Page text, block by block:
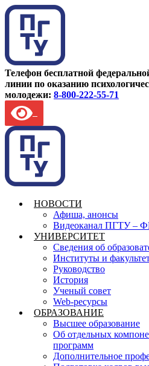
Телефон бесплатной
линии по оказанию
молодежи: 8-800-222-55-71
НОВОСТИ
Афиша, анонсы
Видеоканал ПГТУ
УНИВЕРСИТЕТ
Сведения об
Институты и
Руководство
История
Ученый совет
Web-ресурсы
ОБРАЗОВАНИЕ
Высшее образование
Об отдельных
программ
Дополнительное